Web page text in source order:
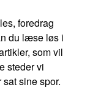
foredrag
du læse løs i
som vil
steder vi
sine spor.